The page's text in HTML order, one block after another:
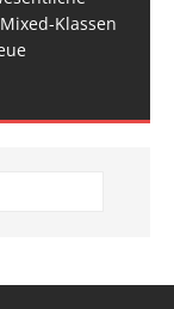
Klassen
die